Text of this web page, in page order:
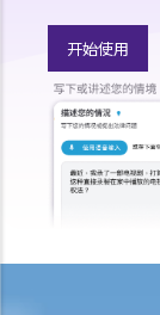
2. 在遗产代理人不
7. 遗产税之取消
8. 撤销授予
9. 问与答
1. 申请遗嘱认证
她应该怎样做？
开始使用